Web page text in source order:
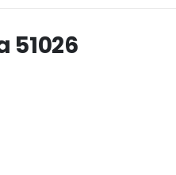
51026